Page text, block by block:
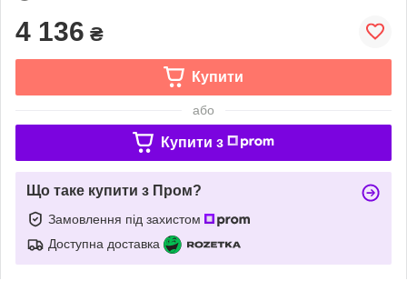
4 136 ₴
Купити
або
Купити з
Що таке купити з Пром?
Замовлення під захистом
Доступна доставка